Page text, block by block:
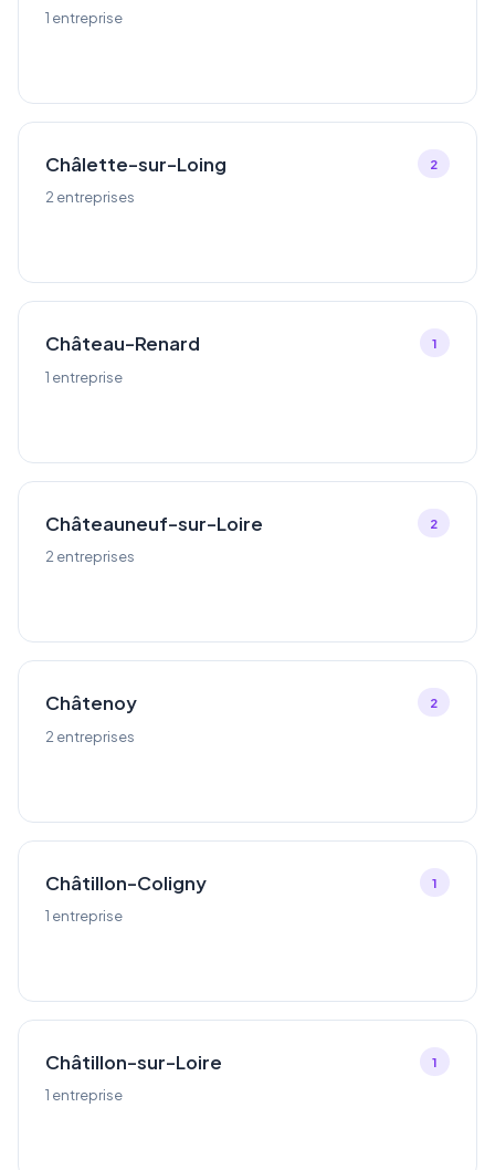
1 entreprise
Châlette-sur-Loing
2 entreprises
2
Château-Renard
1 entreprise
1
Châteauneuf-sur-Loire
2 entreprises
2
Châtenoy
2 entreprises
2
Châtillon-Coligny
1 entreprise
1
Châtillon-sur-Loire
1 entreprise
1